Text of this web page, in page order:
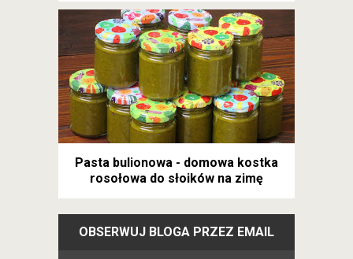
Pasta bulionowa - domowa kostka
rosołowa do słoików na zimę
OBSERWUJ BLOGA PRZEZ EMAIL